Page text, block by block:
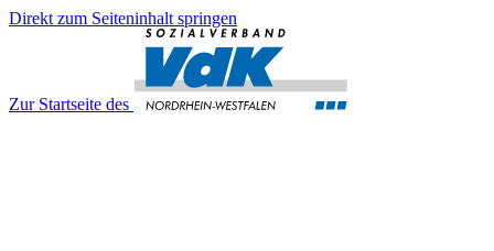
Direkt zum Seiteninhalt springen
Zur Startseite des